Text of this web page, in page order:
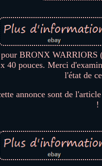
BRONX WARRIORS
40 pouces. Merci
l'état de
annonce sont de
!